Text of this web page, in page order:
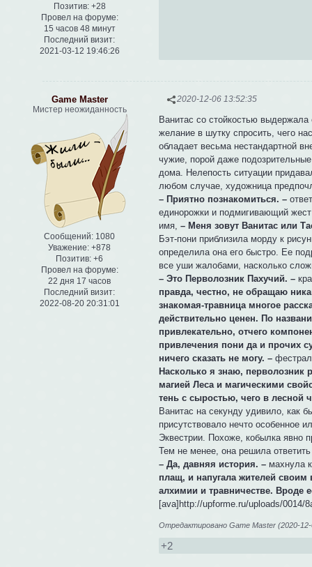
Позитив: +28
Провел на форуме:
15 часов 48 минут
Последний визит:
2021-03-12 19:46:26
2020-12-06 13:52:35
Game Master
Мистер неожиданность
Сообщений: 1080
Уважение: +878
Позитив: +6
Провел на форуме:
22 дня 17 часов
Последний визит:
2022-08-20 20:31:01
Ванитас со стойкостью
желание в шутку спросить, чего
обладает весьма нестандартной
чужие, порой даже
дома. Нелепость ситуации
любом случае, художница
– Приятно познакомиться. –
единорожки и подмигивающий
имя,– Меня зовут Ванитас или
Бэт-пони приблизила морду к
определила она его быстро. Ее
все уши жалобами, насколько
– Это Перволозник Пахучий. –
правда, честно, не обращаю
знакомая-травница многое
действительно ценен. По
привлекательно, отчего
привлечения пони да и прочих
ничего сказать не могу. –
Насколько я знаю, перволозник
магией Леса и магическими
тень с сыростью, чего в
Ванитас на секунду удивило, как
присутствовало нечто особенное
Эквестрии. Похоже, кобылка явно
Тем не менее, она решила
– Да, давняя история. – махнула
плащ, и напугала жителей своим
алхимии и травничестве. Вроде
[ava]http://upforme.ru/uploads/
Отредактировано Game Master (2020-12-
+2